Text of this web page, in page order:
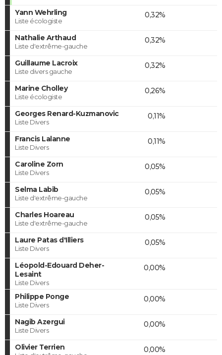
Yann Wehrling
Liste écologiste
0,32%
Nathalie Arthaud
Liste d'extrême-gauche
0,32%
Guillaume Lacroix
Liste divers gauche
0,32%
Marine Cholley
Liste écologiste
0,26%
Georges Renard-Kuzmanovic
Liste Divers
0,11%
Francis Lalanne
Liste Divers
0,11%
Caroline Zorn
Liste Divers
0,05%
Selma Labib
Liste d'extrême-gauche
0,05%
Charles Hoareau
Liste d'extrême-gauche
0,05%
Laure Patas d'Illiers
Liste Divers
0,05%
Léopold-Edouard Deher-
Lesaint
Liste Divers
0,00%
Philippe Ponge
Liste Divers
0,00%
Nagib Azergui
Liste Divers
0,00%
Olivier Terrien 0,00%